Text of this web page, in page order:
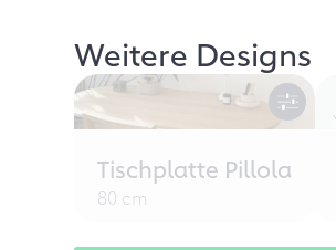
Weitere Designs
Tischplatte Pillola
80 cm